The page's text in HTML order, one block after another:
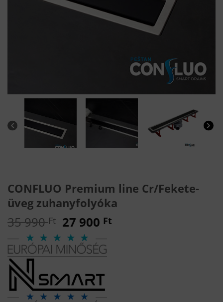
CONFLUO Premium line Cr/Fekete-
üveg zuhanyfolyóka
35 990Ft Original
price
was:
35
990 Ft.
27 900 Ft